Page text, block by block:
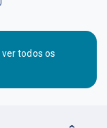
todos os